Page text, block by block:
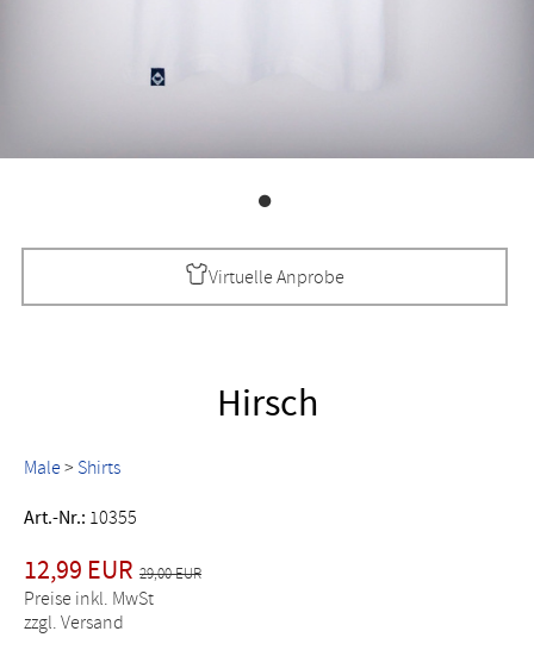
Virtuelle Anprobe
Hirsch
Male> Shirts
Art.-Nr.: 10355
12,99 EUR 29,00 EUR
Preise inkl. MwSt
zzgl. Versand